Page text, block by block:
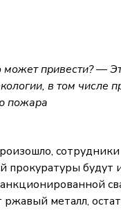
привести? —
в том числе
пожара
сотрудники
прокуратуры будут
металл,